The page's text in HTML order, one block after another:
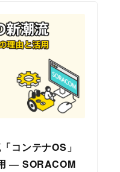
コンテナOS」
― SORACOM